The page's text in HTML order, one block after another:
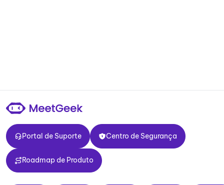
Portal de Suporte
Portal de Suporte
Centro de Segurança
Centro de Segurança
Roadmap de Produto
Roadmap de Produto